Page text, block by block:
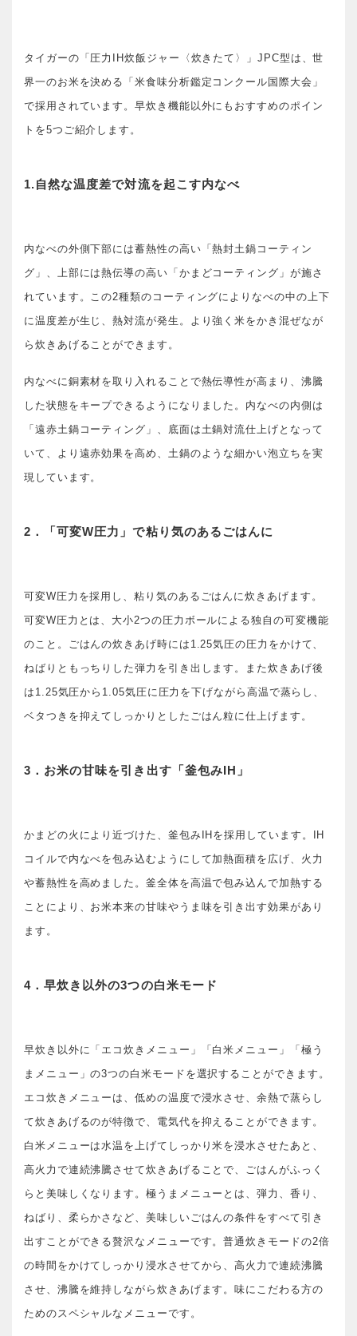
タイガーの「圧力IH炊飯ジャー〈炊きたて〉」JPC型は、世
界一のお米を決める「米食味分析鑑定コンクール国際大会」
で採用されています。早炊き機能以外にもおすすめのポイン
トを5つご紹介します。
1.自然な温度差で対流を起こす内なべ
内なべの外側下部には蓄熱性の高い「熱封土鍋コーティン
グ」、上部には熱伝導の高い「かまどコーティング」が施さ
れています。この2種類のコーティングによりなべの中の上下
に温度差が生じ、熱対流が発生。より強く米をかき混ぜなが
ら炊きあげることができます。
内なべに銅素材を取り入れることで熱伝導性が高まり、沸騰
した状態をキープできるようになりました。内なべの内側は
「遠赤土鍋コーティング」、底面は土鍋対流仕上げとなって
いて、より遠赤効果を高め、土鍋のような細かい泡立ちを実
現しています。
2．「可変W圧力」で粘り気のあるごはんに
可変W圧力を採用し、粘り気のあるごはんに炊きあげます。
可変W圧力とは、大小2つの圧力ボールによる独自の可変機能
のこと。ごはんの炊きあげ時には1.25気圧の圧力をかけて、
ねばりともっちりした弾力を引き出します。また炊きあげ後
は1.25気圧から1.05気圧に圧力を下げながら高温で蒸らし、
ベタつきを抑えてしっかりとしたごはん粒に仕上げます。
3．お米の甘味を引き出す「釜包みIH」
かまどの火により近づけた、釜包みIHを採用しています。IH
コイルで内なべを包み込むようにして加熱面積を広げ、火力
や蓄熱性を高めました。釜全体を高温で包み込んで加熱する
ことにより、お米本来の甘味やうま味を引き出す効果があり
ます。
4．早炊き以外の3つの白米モード
早炊き以外に「エコ炊きメニュー」「白米メニュー」「極う
まメニュー」の3つの白米モードを選択することができます。
エコ炊きメニューは、低めの温度で浸水させ、余熱で蒸らし
て炊きあげるのが特徴で、電気代を抑えることができます。
白米メニューは水温を上げてしっかり米を浸水させたあと、
高火力で連続沸騰させて炊きあげることで、ごはんがふっく
らと美味しくなります。極うまメニューとは、弾力、香り、
ねばり、柔らかさなど、美味しいごはんの条件をすべて引き
出すことができる贅沢なメニューです。普通炊きモードの2倍
の時間をかけてしっかり浸水させてから、高火力で連続沸騰
させ、沸騰を維持しながら炊きあげます。味にこだわる方の
ためのスペシャルなメニューです。